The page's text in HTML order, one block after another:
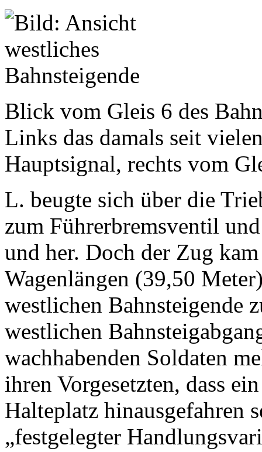
Blick vom Gleis 6 des
Links das damals seit
Hauptsignal, rechts vom
L. beugte sich über die
zum Führerbremsventil
und her. Doch der Zug
Wagenlängen (39,50
westlichen Bahnsteigende
westlichen
wachhabenden Soldaten
ihren Vorgesetzten, dass
Halteplatz hinausgefahren
„festgelegter